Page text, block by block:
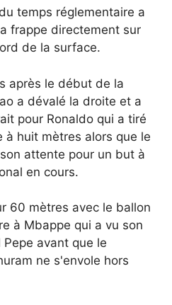
temps réglementaire a
frappe directement sur
de la surface.
après le début de la
a dévalé la droite et a
pour Ronaldo qui a tiré
huit mètres alors que le
attente pour un but à
en cours.
60 mètres avec le ballon
à Mbappe qui a vu son
avant que le
ne s'envole hors